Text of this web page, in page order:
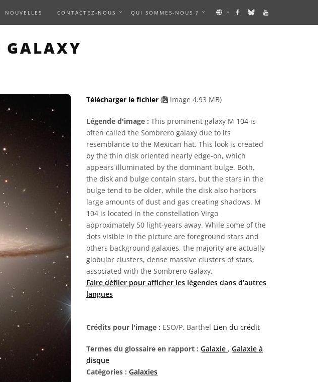
NOUVELLES CONTACTEZ-NOUS QUI SOMMES-NOUS ?
AN IMAGE
GALAXY
Télécharger le fichier ( image 4.93 MB)
Légende d'image : This prominent galaxy M 104 is
often called the Sombrero galaxy due to its
resemblance to the Mexican hat. This look is created
by the thin disk oriented nearly edge-on, which
appears illuminated by the dominant bulge. Both,
the disk and bulge contain stars, but the stars in the
bulge tend to be older, while the disk also harbors
large amounts of dust and gas creating shadows. M
104 is located in the constellation Virgo
approximately 50 light-years away. While some of the
dots visible in the picture are foreground stars and
others background galaxies, the majority are actually
globular clusters, dense massive clusters of stars,
associated with the Sombrero Galaxy.
Faire défiler pour afficher les légendes dans d'autres
langues
Crédits pour l'image : ESO/P. Barthel Lien du crédit
Termes du glossaire en rapport : Galaxie , Galaxie à
disque
Catégories : Galaxies